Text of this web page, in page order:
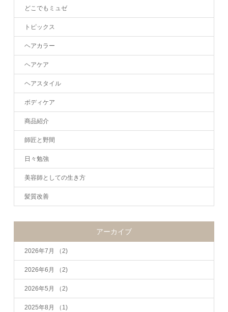
どこでもミュゼ
トピックス
ヘアカラー
ヘアケア
ヘアスタイル
ボディケア
商品紹介
師匠と野間
日々勉強
美容師としての生き方
髪質改善
アーカイブ
2026年7月 （2)
2026年6月 （2)
2026年5月 （2)
2025年8月 （1)